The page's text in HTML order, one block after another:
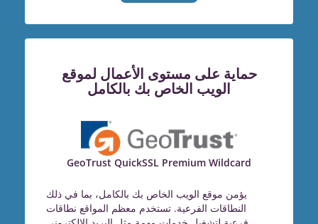
حماية على مستوى الأعمال لموقع
الويب الخاص بك بالكامل
GeoTrust QuickSSL Premium Wildcard
يؤمن موقع الويب الخاص بك بالكامل، بما في ذلك
النطاقات الفرعية. تستخدم معظم المواقع نطاقات